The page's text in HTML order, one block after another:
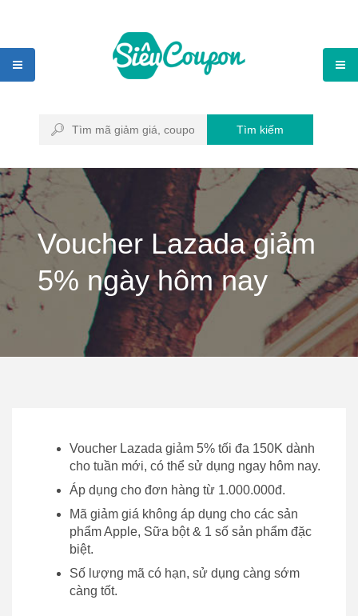
Tìm kiếm
Voucher Lazada giảm
5% ngày hôm nay
Voucher Lazada giảm 5% tối đa 150K dành
cho tuần mới, có thể sử dụng ngay hôm nay.
Áp dụng cho đơn hàng từ 1.000.000đ.
Mã giảm giá không áp dụng cho các sản
phẩm Apple, Sữa bột & 1 số sản phẩm đặc
biệt.
Số lượng mã có hạn, sử dụng càng sớm
càng tốt.